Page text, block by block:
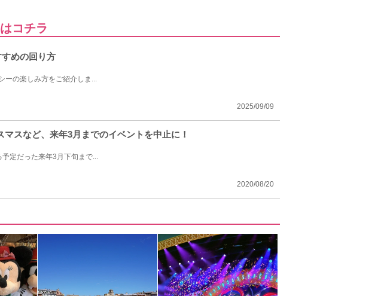
コチラ
めの回り方
ーの楽しみ方をご紹介しま...
2025/09/09
スなど、来年3月までのイベントを中止に！
定だった来年3月下旬まで...
2020/08/20